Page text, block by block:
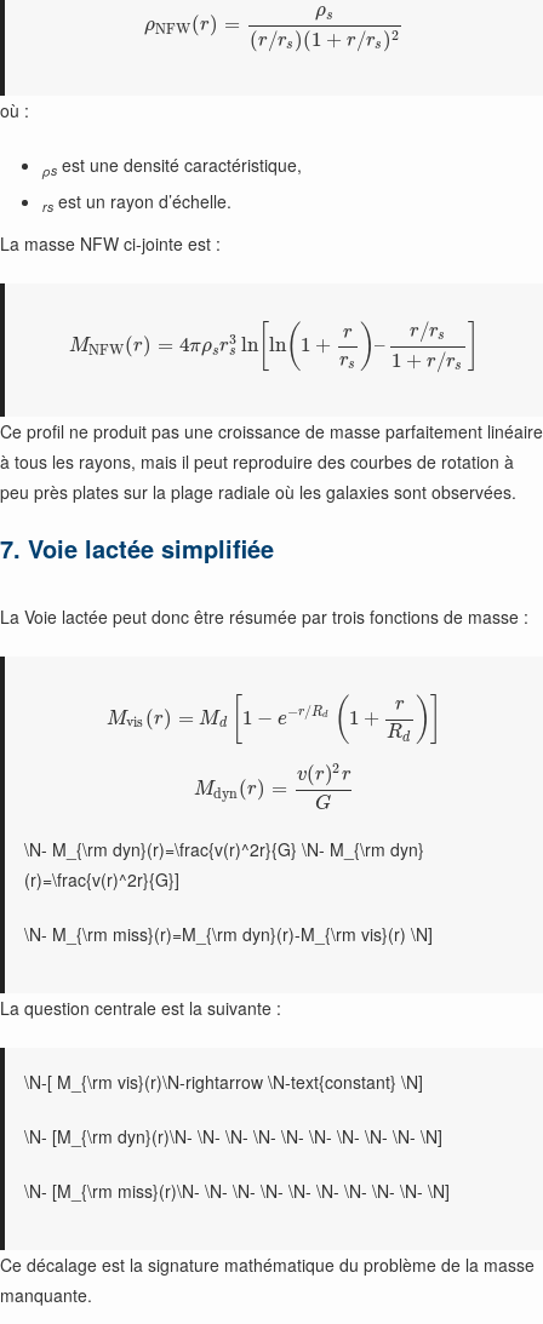
ρNFW(r) =
ρs
(r/rs )(1 + r/rs )2
où :
ρs est une densité caractéristique,
rs est un rayon d’échelle.
La masse NFW ci-jointe est :
MNFW(r) = 4πρsr3
s ln[ln( 1 +
r
rs )–
r/rs
1 + r/rs
Ce profil ne produit pas une croissance de masse parfaitement linéaire
à tous les rayons, mais il peut reproduire des courbes de rotation à
peu près plates sur la plage radiale où les galaxies sont observées.
7. Voie lactée simplifiée
La Voie lactée peut donc être résumée par trois fonctions de masse :
Mvis (r) = Md 1 − e−r/Rd ( 1 +
r
Rd )
Mdyn(r) =
v(r)2r
G
\N- M_{\rm dyn}(r)=\frac{v(r)^2r}{G} \N- M_{\rm dyn}
(r)=\frac{v(r)^2r}{G}]
\N- M_{\rm miss}(r)=M_{\rm dyn}(r)-M_{\rm vis}(r) \N]
La question centrale est la suivante :
\N-[ M_{\rm vis}(r)\N-rightarrow \N-text{constant} \N]
\N- [M_{\rm dyn}(r)\N- \N- \N- \N- \N- \N- \N- \N- \N- \N]
\N- [M_{\rm miss}(r)\N- \N- \N- \N- \N- \N- \N- \N- \N- \N]
Ce décalage est la signature mathématique du problème de la masse
manquante.